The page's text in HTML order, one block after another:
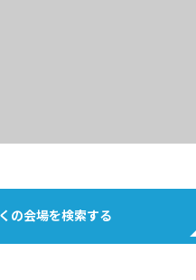
の会場を検索する